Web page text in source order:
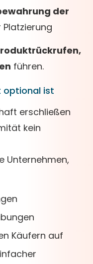
der
führen.
optional ist
erschließen
kein
Unternehmen,
Käufern auf